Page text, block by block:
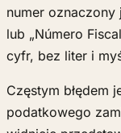
numer oznaczony
lub „Número
cyfr, bez liter i
Częstym błędem
podatkowego